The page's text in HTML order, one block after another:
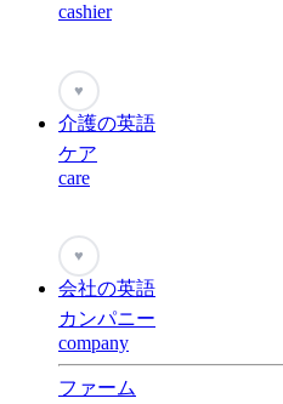
cashier
♥
介護の英語
ケア
care
♥
会社の英語
カンパニー
company
ファーム